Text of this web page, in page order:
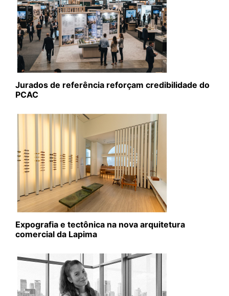
Jurados de referência reforçam credibilidade do
PCAC
Expografia e tectônica na nova arquitetura
comercial da Lapima